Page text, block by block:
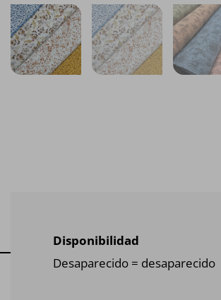
Disponibilidad
Desaparecido = desaparecido